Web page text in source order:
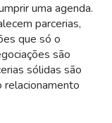
uma agenda.
parcerias,
que só o
são
sólidas são
relacionamento